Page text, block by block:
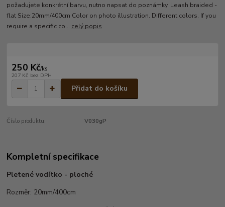
požadujete konkrétní barvu, nutno napsat do poznámky. Leash braided -
flat Size:20mm/400cm Color on photo illustration. Different colors. If you
require a specific co... celý popis
250 Kč/ks
207 Kč bez DPH
Přidat do košíku
Číslo produktu: V030gP
Kompletní specifikace
Pletené vodítko - ploché
Rozměr: 20mm/400cm